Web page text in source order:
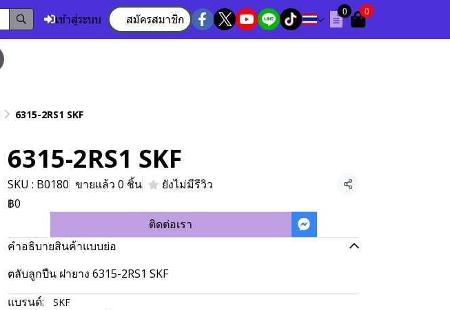
เข้าสู่ระบบ สมัครสมาชิก
0 0
6315-2RS1 SKF
6315-2RS1 SKF
SKU : B0180 ขายแล้ว 0 ชิ้น ยังไม่มีรีวิว
แชร์
฿0
ติดต่อเรา
คำอธิบายสินค้าแบบย่อ
ตลับลูกปืน ฝายาง 6315-2RS1 SKF
แบรนด์:
SKF